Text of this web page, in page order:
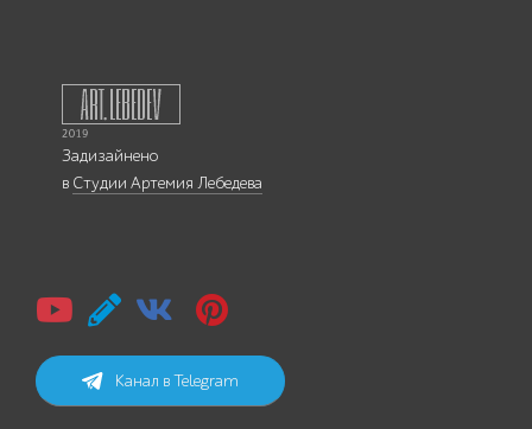
Задизайнено
в Студии Артемия Лебедева
Канал в Telegram